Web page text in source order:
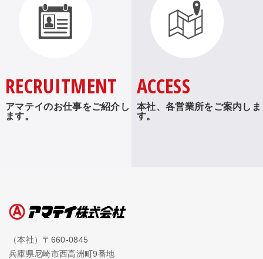
RECRUITMENT
アマテイのお仕事をご紹介し
ます。
ACCESS
本社、各営業所をご案内しま
す。
（本社）〒660-0845
兵庫県尼崎市西高洲町9番地